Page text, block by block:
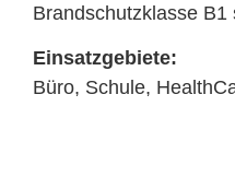
Brandschutzklasse
Einsatzgebiete:
Büro, Schule,